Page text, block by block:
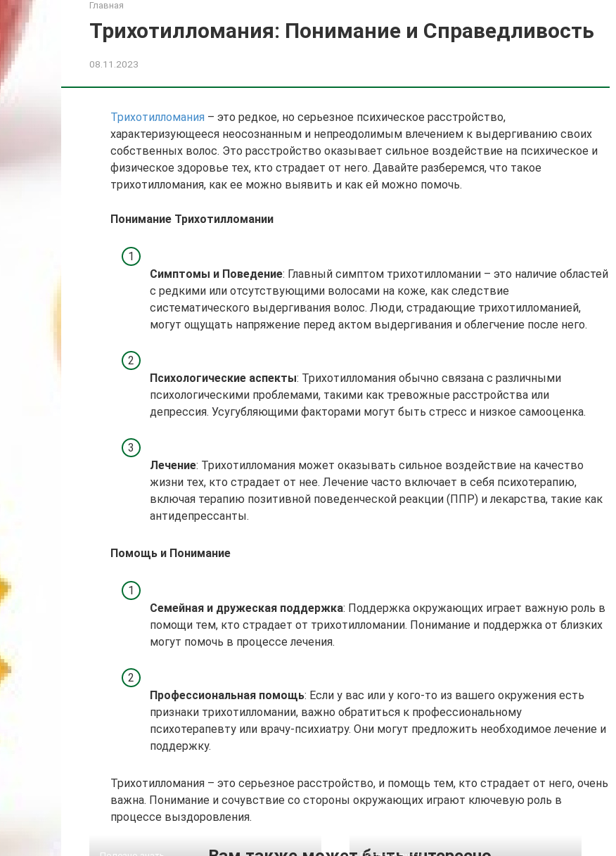
Главная
Трихотилломания: Понимание и Справедливость
08.11.2023
Трихотилломания – это редкое, но серьезное психическое расстройство,
характеризующееся неосознанным и непреодолимым влечением к выдергиванию своих
собственных волос. Это расстройство оказывает сильное воздействие на психическое и
физическое здоровье тех, кто страдает от него. Давайте разберемся, что такое
трихотилломания, как ее можно выявить и как ей можно помочь.
Понимание Трихотилломании
Симптомы и Поведение: Главный симптом трихотилломании – это наличие областей
с редкими или отсутствующими волосами на коже, как следствие
систематического выдергивания волос. Люди, страдающие трихотилломанией,
могут ощущать напряжение перед актом выдергивания и облегчение после него.
Психологические аспекты: Трихотилломания обычно связана с различными
психологическими проблемами, такими как тревожные расстройства или
депрессия. Усугубляющими факторами могут быть стресс и низкое самооценка.
Лечение: Трихотилломания может оказывать сильное воздействие на качество
жизни тех, кто страдает от нее. Лечение часто включает в себя психотерапию,
включая терапию позитивной поведенческой реакции (ППР) и лекарства, такие как
антидепрессанты.
Помощь и Понимание
Семейная и дружеская поддержка: Поддержка окружающих играет важную роль в
помощи тем, кто страдает от трихотилломании. Понимание и поддержка от близких
могут помочь в процессе лечения.
Профессиональная помощь: Если у вас или у кого-то из вашего окружения есть
признаки трихотилломании, важно обратиться к профессиональному
психотерапевту или врачу-психиатру. Они могут предложить необходимое лечение и
поддержку.
Трихотилломания – это серьезное расстройство, и помощь тем, кто страдает от него, очень
важна. Понимание и сочувствие со стороны окружающих играют ключевую роль в
процессе выздоровления.